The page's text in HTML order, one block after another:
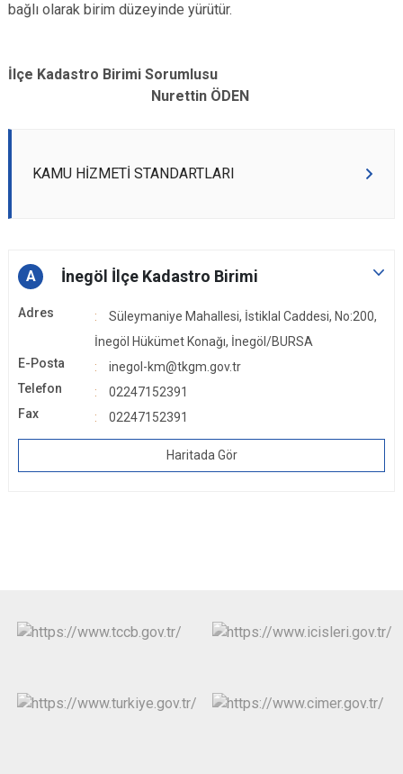
bağlı olarak birim düzeyinde yürütür.
İlçe Kadastro Birimi Sorumlusu
Nurettin ÖDEN
KAMU HİZMETİ STANDARTLARI
A İnegöl İlçe Kadastro Birimi
Adres
Süleymaniye Mahallesi, İstiklal Caddesi, No:200,
İnegöl Hükümet Konağı, İnegöl/BURSA
E-Posta
inegol-km@tkgm.gov.tr
Telefon
02247152391
Fax
02247152391
Haritada Gör